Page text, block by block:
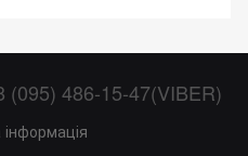
(095) 486-15-47(VIBER)